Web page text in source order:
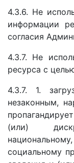
4.3.6. Не
информации
согласия
4.3.7. Не
ресурса с
4.3.7. 1.
незаконным,
(или)
социальному